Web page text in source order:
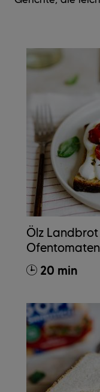
Ölz
Ofentomaten
20 min